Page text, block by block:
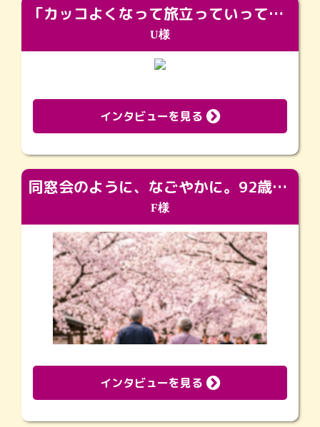
「カッコよくなって旅立っていってくれました（笑）もっとカッコいいって言ってあげればよかったな」
U様
インタビューを見る
同窓会のように、なごやかに。92歳の旅立ちを彩った、再会と感謝の場
F様
インタビューを見る